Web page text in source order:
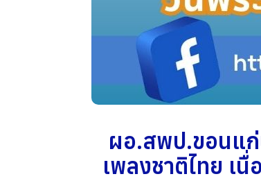
ผอ.สพป.ขอนแก่
เพลงชาติไทย เ